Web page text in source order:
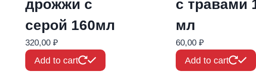
дрожжи с
серой 160мл
320,00 ₽
Add to cart
с травами
мл
60,00 ₽
Add to cart